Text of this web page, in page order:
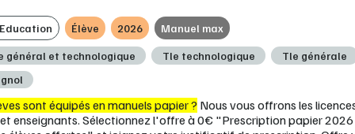
Élève 2026 Manuel max
général et technologique Tle technologique
Tle générale
sont équipés en manuels papier ? Nous vous offrons les
enseignants. Sélectionnez l'offre à 0€ "Prescription papier 2026